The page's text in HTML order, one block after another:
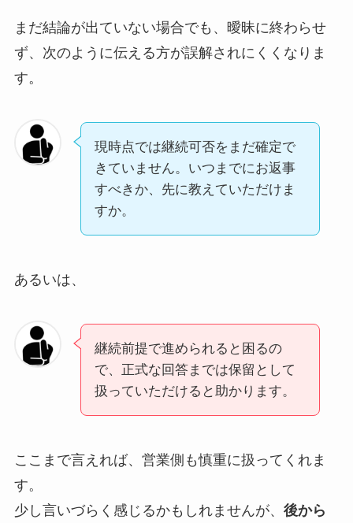
まだ結論が出ていない場合でも、曖昧に終わらせ
ず、次のように伝える方が誤解されにくくなりま
す。
現時点では継続可否をまだ確定で
きていません。いつまでにお返事
すべきか、先に教えていただけま
すか。
あるいは、
継続前提で進められると困るの
で、正式な回答までは保留として
扱っていただけると助かります。
ここまで言えれば、営業側も慎重に扱ってくれま
す。
少し言いづらく感じるかもしれませんが、 後から